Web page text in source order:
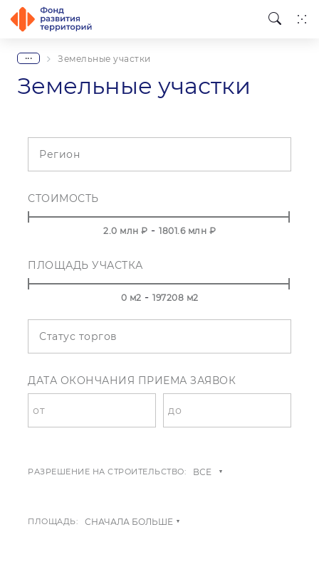
... Земельные участки
Земельные участки
Регион
СТОИМОСТЬ
2.0 млн ₽ - 1801.6млн ₽
ПЛОЩАДЬ УЧАСТКА
0 м2 - 197208 м2
Статус торгов
ДАТА ОКОНЧАНИЯ ПРИЕМА ЗАЯВОК
РАЗРЕШЕНИЕ НА СТРОИТЕЛЬСТВО:
ПЛОЩАДЬ: